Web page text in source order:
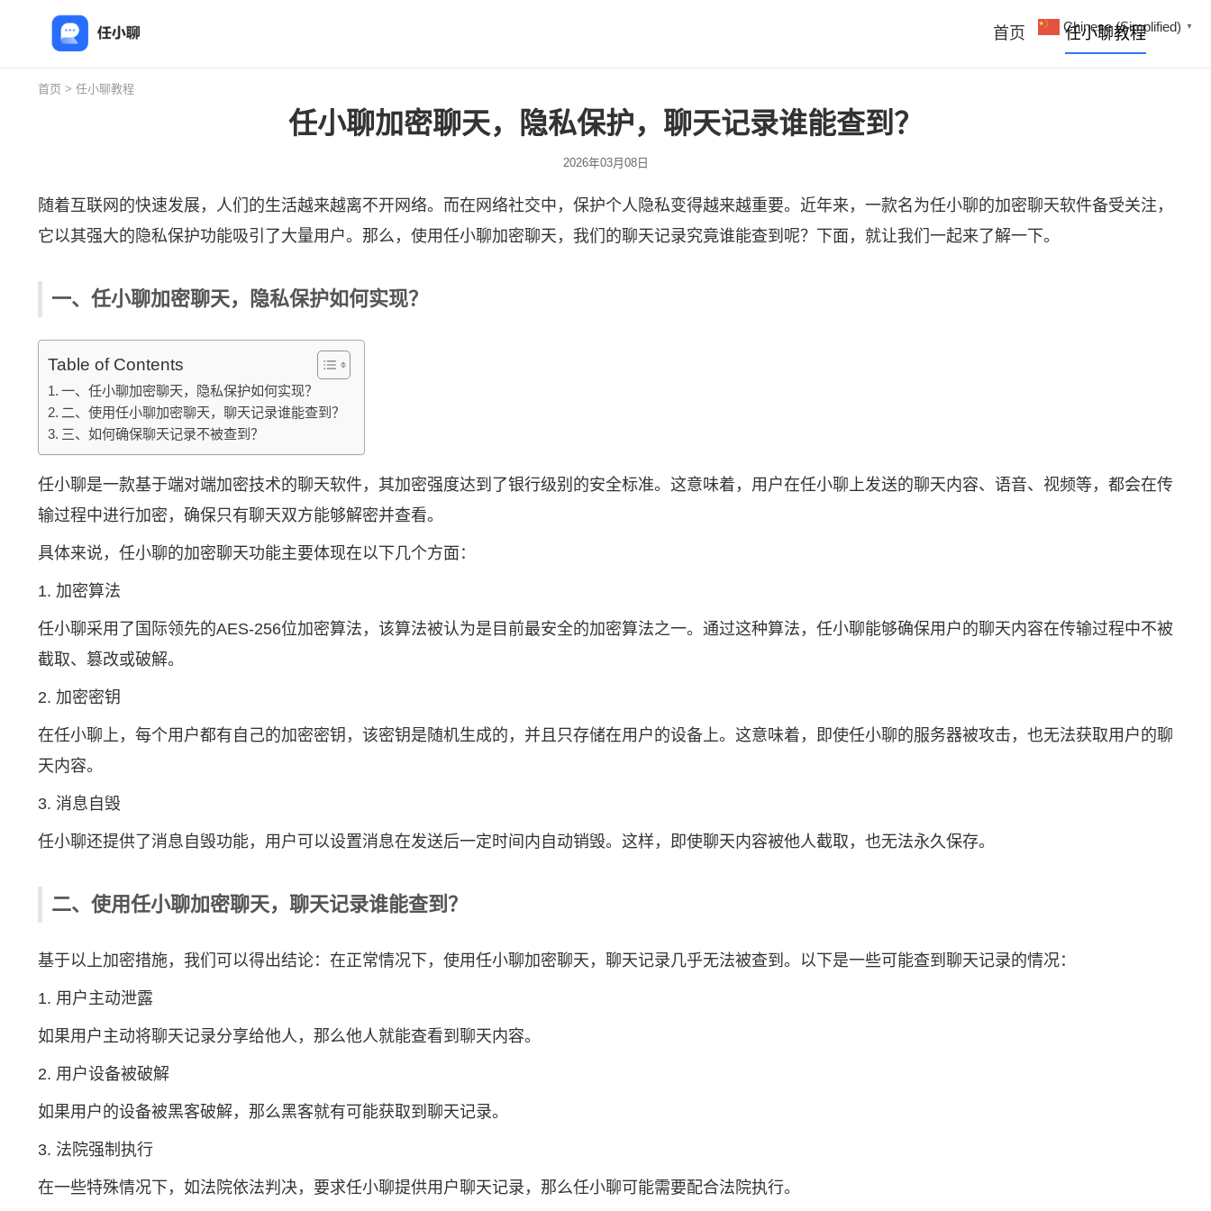
首页 任小聊教程
首页 > 任小聊教程
任小聊加密聊天，隐私保护，聊天记录谁能查到？
2026年03月08日
随着互联网的快速发展，人们的生活越来越离不开网络。而在网络社交中，保护个人隐私变得越来越重要。近年来，一款名为任小聊的加密聊天软件备受关注，
它以其强大的隐私保护功能吸引了大量用户。那么，使用任小聊加密聊天，我们的聊天记录究竟谁能查到呢？下面，就让我们一起来了解一下。
一、任小聊加密聊天，隐私保护如何实现？
Table of Contents
一、任小聊加密聊天，隐私保护如何实现？
二、使用任小聊加密聊天，聊天记录谁能查到？
三、如何确保聊天记录不被查到？
任小聊是一款基于端对端加密技术的聊天软件，其加密强度达到了银行级别的安全标准。这意味着，用户在任小聊上发送的聊天内容、语音、视频等，都会在传
输过程中进行加密，确保只有聊天双方能够解密并查看。
具体来说，任小聊的加密聊天功能主要体现在以下几个方面：
1. 加密算法
任小聊采用了国际领先的AES-256位加密算法，该算法被认为是目前最安全的加密算法之一。通过这种算法，任小聊能够确保用户的聊天内容在传输过程中不被
截取、篡改或破解。
2. 加密密钥
在任小聊上，每个用户都有自己的加密密钥，该密钥是随机生成的，并且只存储在用户的设备上。这意味着，即使任小聊的服务器被攻击，也无法获取用户的聊
天内容。
3. 消息自毁
任小聊还提供了消息自毁功能，用户可以设置消息在发送后一定时间内自动销毁。这样，即使聊天内容被他人截取，也无法永久保存。
二、使用任小聊加密聊天，聊天记录谁能查到？
基于以上加密措施，我们可以得出结论：在正常情况下，使用任小聊加密聊天，聊天记录几乎无法被查到。以下是一些可能查到聊天记录的情况：
1. 用户主动泄露
如果用户主动将聊天记录分享给他人，那么他人就能查看到聊天内容。
2. 用户设备被破解
如果用户的设备被黑客破解，那么黑客就有可能获取到聊天记录。
3. 法院强制执行
在一些特殊情况下，如法院依法判决，要求任小聊提供用户聊天记录，那么任小聊可能需要配合法院执行。
Chinese (Simplified) ▼